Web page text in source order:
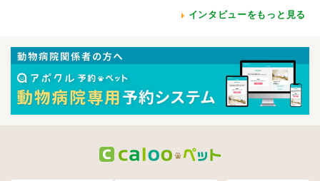
インタビューをもっと見る